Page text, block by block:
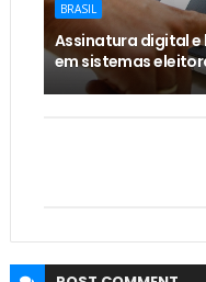
BRASIL
Assinatura digital
em sistemas